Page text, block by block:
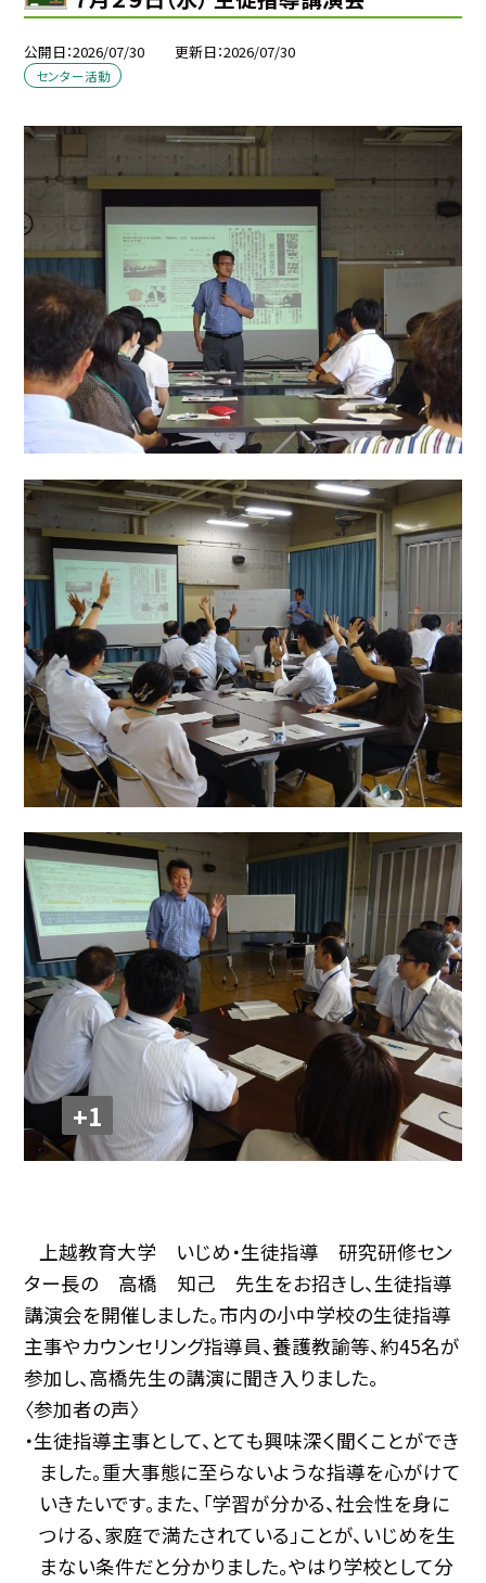
公開日 2026/07/30 更新日 2026/07/30
センター活動
+1
上越教育大学 いじめ・生徒指導 研究研修セン
ター長の 高橋 知己 先生をお招きし、生徒指導
講演会を開催しました。市内の小中学校の生徒指導
主事やカウンセリング指導員、養護教諭等、約45名が
参加し、高橋先生の講演に聞き入りました。
〈参加者の声〉
・生徒指導主事として、とても興味深く聞くことができ
ました。重大事態に至らないような指導を心がけて
いきたいです。また、「学習が分かる、社会性を身に
つける、家庭で満たされている」ことが、いじめを生
まない条件だと分かりました。やはり学校として分